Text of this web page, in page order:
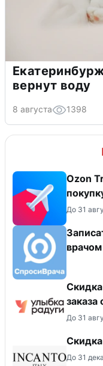
вернут воду
8 августа 1398
Ozon
До 31
врачом
заказа
До 31
До 31